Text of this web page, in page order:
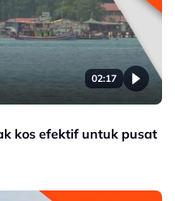
02:17
kos efektif untuk pusat